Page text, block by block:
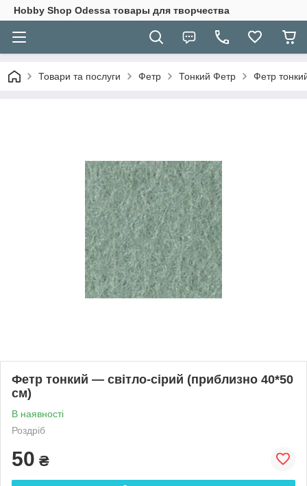
Hobbу Shop Odessa товары для творчества
Товари та послуги Фетр Тонкий Фетр Фетр
Фетр тонкий — світло-сірий (приблизно 40*50
см)
В наявності
Роздріб
50 ₴